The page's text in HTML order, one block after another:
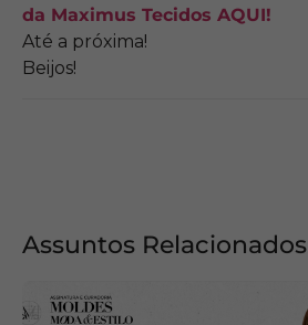
da Maximus Tecidos AQUI!
Até a próxima!
Beijos!
Assuntos Relacionados